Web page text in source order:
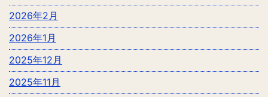
2026年2月
2026年1月
2025年12月
2025年11月